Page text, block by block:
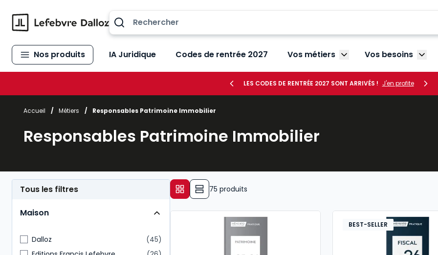
Nos produits IA Juridique Codes de rentrée 2027 Vos métiers Afficher le sous-menu
Vos besoins
LES CODES DE RENTRÉE 2027 SONT ARRIVÉS ! J'en profite
Accueil / Métiers / Responsables Patrimoine Immobilier
Responsables Patrimoine Immobilier
Tous les filtres
Maison
Dalloz
45
75 produits
BEST-SELLER